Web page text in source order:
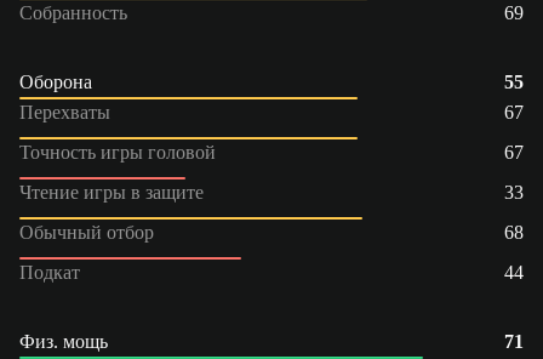
Собранность
69
Оборона
55
Перехваты
67
Точность игры головой
67
Чтение игры в защите
33
Обычный отбор
68
Подкат
44
Физ. мощь
71